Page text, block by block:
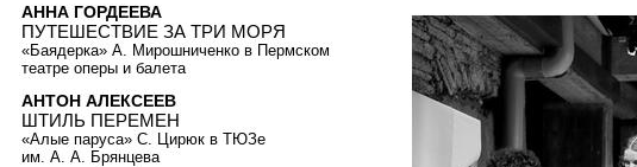
АННА ГОРДЕЕВА
ПУТЕШЕСТВИЕ ЗА ТРИ МОРЯ
«Баядерка» А. Мирошниченко в Пермском
театре оперы и балета
АНТОН АЛЕКСЕЕВ
ШТИЛЬ ПЕРЕМЕН
«Алые паруса» С. Цирюк в ТЮЗе
им. А. А. Брянцева